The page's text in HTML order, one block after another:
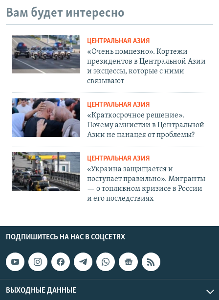
Вам будет интересно
ЦЕНТРАЛЬНАЯ АЗИЯ
«Очень помпезно». Кортежи
президентов в Центральной Азии
и эксцессы, которые с ними
связывают
ЦЕНТРАЛЬНАЯ АЗИЯ
«Краткосрочное решение».
Почему амнистии в Центральной
Азии не панацея от проблемы?
ЦЕНТРАЛЬНАЯ АЗИЯ
«Украина защищается и
поступает правильно». Мигранты
— о топливном кризисе в России
и его последствиях
ПОДПИШИТЕСЬ НА НАС В СОЦСЕТЯХ
ВЫХОДНЫЕ ДАННЫЕ